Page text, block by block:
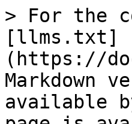
> For the
[llms.txt]
(https://
Markdown
available